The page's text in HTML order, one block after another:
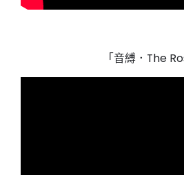
「音縛．The